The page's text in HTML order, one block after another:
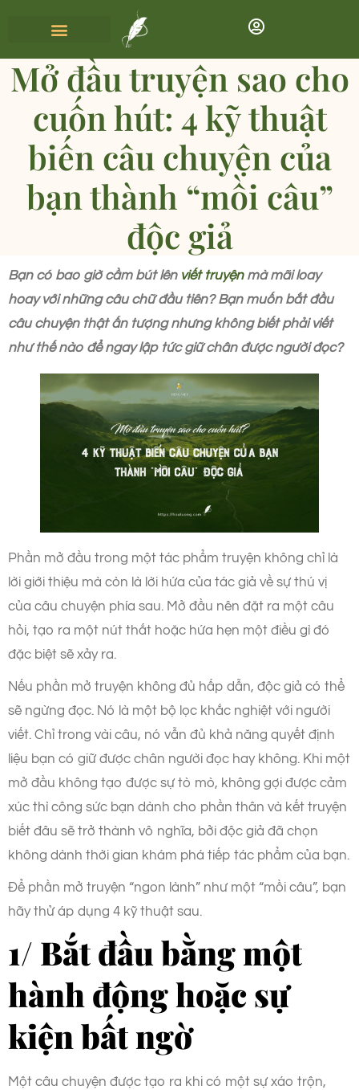
Mở đầu truyện sao cho
cuốn hút: 4 kỹ thuật
biến câu chuyện của
bạn thành “mồi câu”
độc giả
Bạn có bao giờ cầm bút lên viết truyệnmà mãi loay
hoay với những câu chữ đầu tiên? Bạn muốn bắt đầu
câu chuyện thật ấn tượng nhưng không biết phải viết
như thế nào để ngay lập tức giữ chân được người đọc?
Phần mở đầu trong một tác phẩm truyện không chỉ là
lời giới thiệu mà còn là lời hứa của tác giả về sự thú vị
của câu chuyện phía sau. Mở đầu nên đặt ra một câu
hỏi, tạo ra một nút thắt hoặc hứa hẹn một điều gì đó
đặc biệt sẽ xảy ra.
Nếu phần mở truyện không đủ hấp dẫn, độc giả có thể
sẽ ngừng đọc. Nó là một bộ lọc khắc nghiệt với người
viết. Chỉ trong vài câu, nó vẫn đủ khả năng quyết định
liệu bạn có giữ được chân người đọc hay không. Khi một
mở đầu không tạo được sự tò mò, không gợi được cảm
xúc thì công sức bạn dành cho phần thân và kết truyện
biết đâu sẽ trở thành vô nghĩa, bởi độc giả đã chọn
không dành thời gian khám phá tiếp tác phẩm của bạn.
Để phần mở truyện “ngon lành” như một “mồi câu”, bạn
hãy thử áp dụng 4 kỹ thuật sau.
1/ Bắt đầu bằng một
hành động hoặc sự
kiện bất ngờ
Một câu chuyện được tạo ra khi có một sự xáo trộn,